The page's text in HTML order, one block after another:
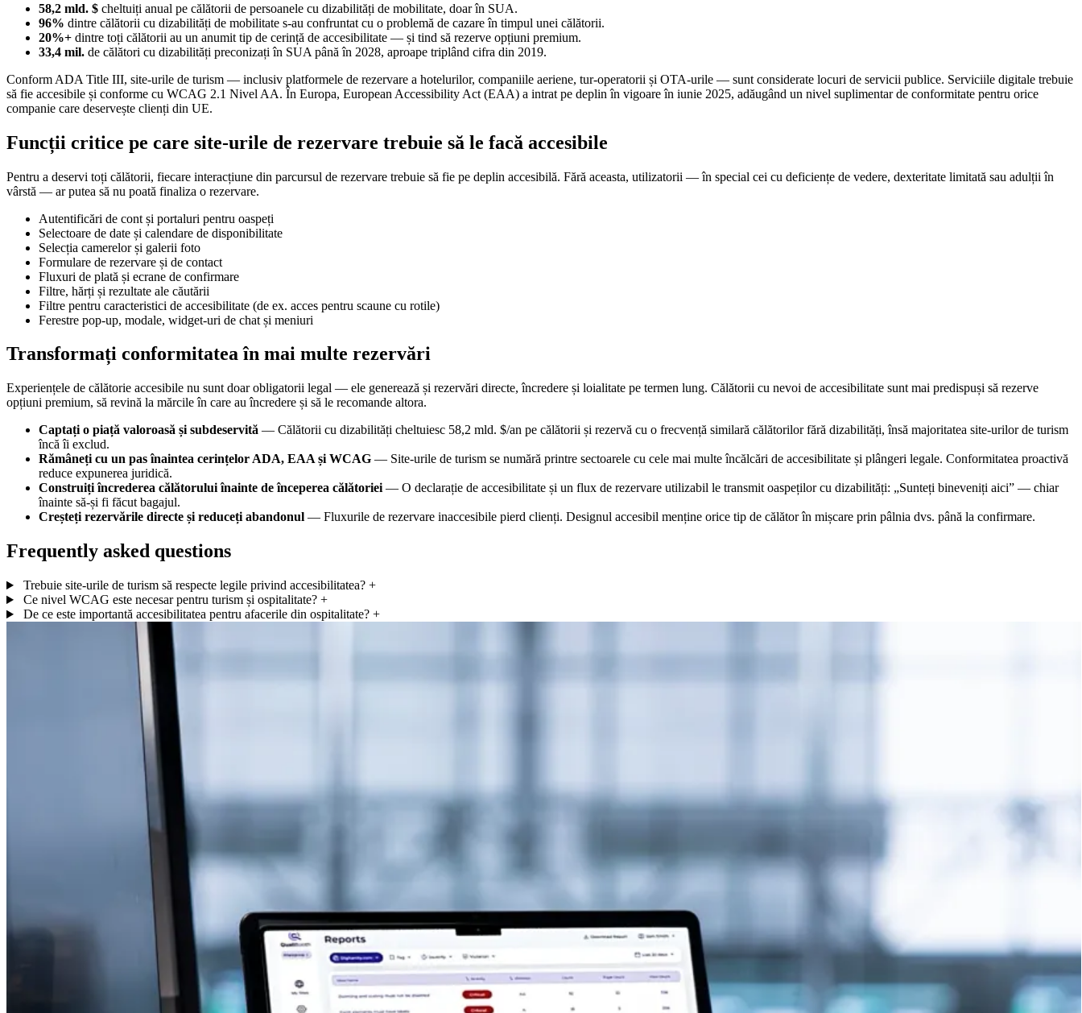
58,2 mld. $ cheltuiți anual pe călătorii de persoanele cu dizabilități de mobilitate, doar în SUA.
96% dintre călătorii cu dizabilități de mobilitate s-au confruntat cu o problemă de cazare în timpul unei călătorii.
20%+ dintre toți călătorii au un anumit tip de cerință de accesibilitate — și tind să rezerve opțiuni premium.
33,4 mil. de călători cu dizabilități preconizați în SUA până în 2028, aproape triplând cifra din 2019.
Conform ADA Title III, site-urile de turism — inclusiv platformele de rezervare a hotelurilor, companiile aeriene, tur-operatorii și OTA-urile — sunt considerate locuri de servicii publice. Serviciile digitale trebuie
să fie accesibile și conforme cu WCAG 2.1 Nivel AA. În Europa, European Accessibility Act (EAA) a intrat pe deplin în vigoare în iunie 2025, adăugând un nivel suplimentar de conformitate pentru orice
companie care deservește clienți din UE.
Funcții critice pe care site-urile de rezervare trebuie să le facă accesibile
Pentru a deservi toți călătorii, fiecare interacțiune din parcursul de rezervare trebuie să fie pe deplin accesibilă. Fără aceasta, utilizatorii — în special cei cu deficiențe de vedere, dexteritate limitată sau adulții în
vârstă — ar putea să nu poată finaliza o rezervare.
Autentificări de cont și portaluri pentru oaspeți
Selectoare de date și calendare de disponibilitate
Selecția camerelor și galerii foto
Formulare de rezervare și de contact
Fluxuri de plată și ecrane de confirmare
Filtre, hărți și rezultate ale căutării
Filtre pentru caracteristici de accesibilitate (de ex. acces pentru scaune cu rotile)
Ferestre pop-up, modale, widget-uri de chat și meniuri
Transformați conformitatea în mai multe rezervări
Experiențele de călătorie accesibile nu sunt doar obligatorii legal — ele generează și rezervări directe, încredere și loialitate pe termen lung. Călătorii cu nevoi de accesibilitate sunt mai predispuși să rezerve
opțiuni premium, să revină la mărcile în care au încredere și să le recomande altora.
Captați o piață valoroasă și subdeservită — Călătorii cu dizabilități cheltuiesc 58,2 mld. $/an pe călătorii și rezervă cu o frecvență similară călătorilor fără dizabilități, însă majoritatea site-urilor de turism
încă îi exclud.
Rămâneți cu un pas înaintea cerințelor ADA, EAA și WCAG — Site-urile de turism se numără printre sectoarele cu cele mai multe încălcări de accesibilitate și plângeri legale. Conformitatea proactivă
reduce expunerea juridică.
Construiți încrederea călătorului înainte de începerea călătoriei — O declarație de accesibilitate și un flux de rezervare utilizabil le transmit oaspeților cu dizabilități: „Sunteți bineveniți aici” — chiar
înainte să-și fi făcut bagajul.
Creșteți rezervările directe și reduceți abandonul — Fluxurile de rezervare inaccesibile pierd clienți. Designul accesibil menține orice tip de călător în mișcare prin pâlnia dvs. până la confirmare.
Frequently asked questions
Trebuie site-urile de turism să respecte legile privind accesibilitatea? +
Ce nivel WCAG este necesar pentru turism și ospitalitate? +
De ce este importantă accesibilitatea pentru afacerile din ospitalitate? +